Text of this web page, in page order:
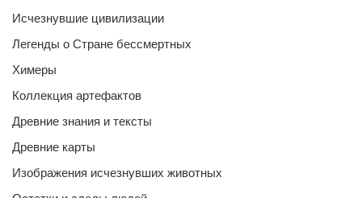
Исчезнувшие цивилизации
Легенды о Стране бессмертных
Химеры
Коллекция артефактов
Древние знания и тексты
Древние карты
Изображения исчезнувших животных